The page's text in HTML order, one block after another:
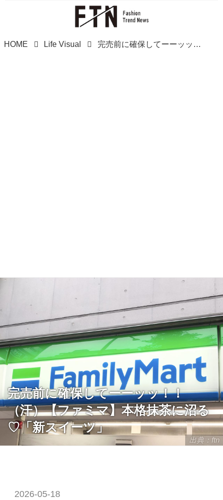
HOME Life Visual 完売前に確保してーーッッ！！（汗）【ファミマ】本格抹茶に沼る♡「新スイーツ」
出典：ftn
完売前に確保してーーッッ！！
（汗）【ファミマ】本格抹茶に沼る
♡「新スイーツ」
2026-05-18